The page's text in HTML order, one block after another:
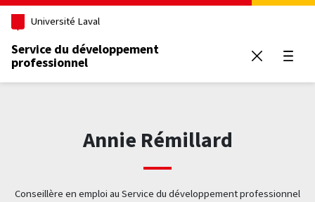
Aller au contenu principal
Université Laval
Service du développement
professionnel
Annie Rémillard
Conseillère en emploi au Service du développement professionnel